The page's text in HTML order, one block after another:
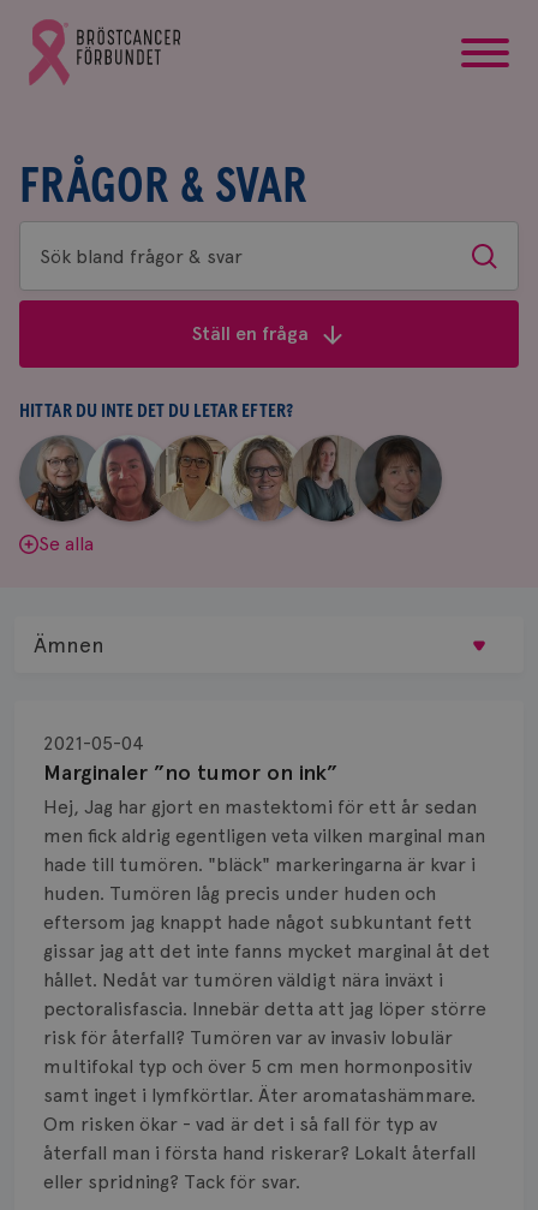
Gå
till
Bröstcancerförbundets
FRÅGOR & SVAR
Sök
bland
&
svar
Sök
Ställ en fråga
HITTAR DU INTE DET DU LETAR EFTER?
Aina
Johnsson
|
Anne
Andersson
Fredrika
Killander
|
Jeanette
Bäcklund
|
Maria
Edegran
|
Yvette
Andersson
Se alla
Marginaler ”no tumor on ink”
2021-05-04
Hej, Jag har gjort en mastektomi för ett år sedan
men fick aldrig egentligen veta vilken marginal man
hade till tumören. "bläck" markeringarna är kvar i
huden. Tumören låg precis under huden och
eftersom jag knappt hade något subkuntant fett
gissar jag att det inte fanns mycket marginal åt det
hållet. Nedåt var tumören väldigt nära inväxt i
pectoralisfascia. Innebär detta att jag löper större
risk för återfall? Tumören var av invasiv lobulär
multifokal typ och över 5 cm men hormonpositiv
samt inget i lymfkörtlar. Äter aromatashämmare.
Om risken ökar - vad är det i så fall för typ av
återfall man i första hand riskerar? Lokalt återfall
eller spridning? Tack för svar.
Ämnen
Biopsi
Biverkningar
Bröstvårta
Knöl
Läkemedel
Typ av bröstcancer
Smärta
Prognos
Risker